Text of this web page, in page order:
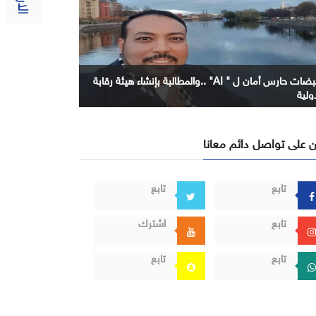
نبضات حارس أمان ل " AI" ..والمطالبة بإنشاء هيئة رقابة
على تواصل دائم معانا
تابع
تابع
تابع
اشترك
تابع
تابع